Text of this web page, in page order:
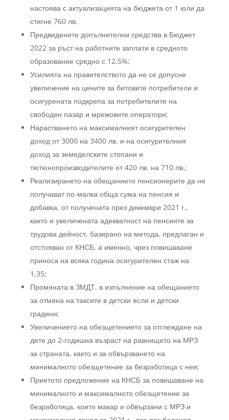
настоява с актуализацията на бюджета от 1 юли да
стигне 760 лв.
Предвидените допълнителни средства в Бюджет
2022 за ръст на работните заплати в средното
образование средно с 12,5%;
Усилията на правителството да не се допусне
увеличение на цените за битовите потребители и
осигурената подкрепа за потребителите на
свободен пазар и мрежовите оператори;
Нарастването на максималният осигурителен
доход от 3000 на 3400 лв. и на осигурителния
доход за земеделските стопани и
тютюнопроизводителите от 420 лв. на 710 лв.;
Реализирането на обещанието пенсионерите да не
получават по-малка обща сума на пенсия и
добавка, от получената през декември 2021 г.,
както и увеличената адекватност на пенсиите за
трудова дейност, базирано на метода, предлаган и
отстояван от КНСБ, а именно, чрез повишаване
приноса на всяка година осигурителен стаж на
1,35;
Промяната в ЗМДТ, в изпълнение на обещанието
за отмяна на таксите в детски ясли и детски
градини;
Увеличението на обезщетението за отглеждане на
дете до 2-годишна възраст на равнището на МРЗ
за страната, както и за обвързването на
минималното обезщетение за безработица с нея;
Приетото предложение на КНСБ за повишаване на
минималното и максималното обезщетение за
безработица, които макар и обвързани с МРЗ и